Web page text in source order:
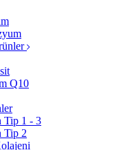
Q10
Tip 1 - 3
Tip 2